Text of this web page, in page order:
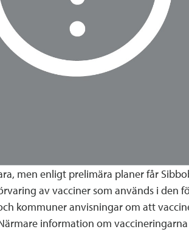
men enligt prelimära planer får
av vacciner som används i den
kommuner anvisningar om att
information om